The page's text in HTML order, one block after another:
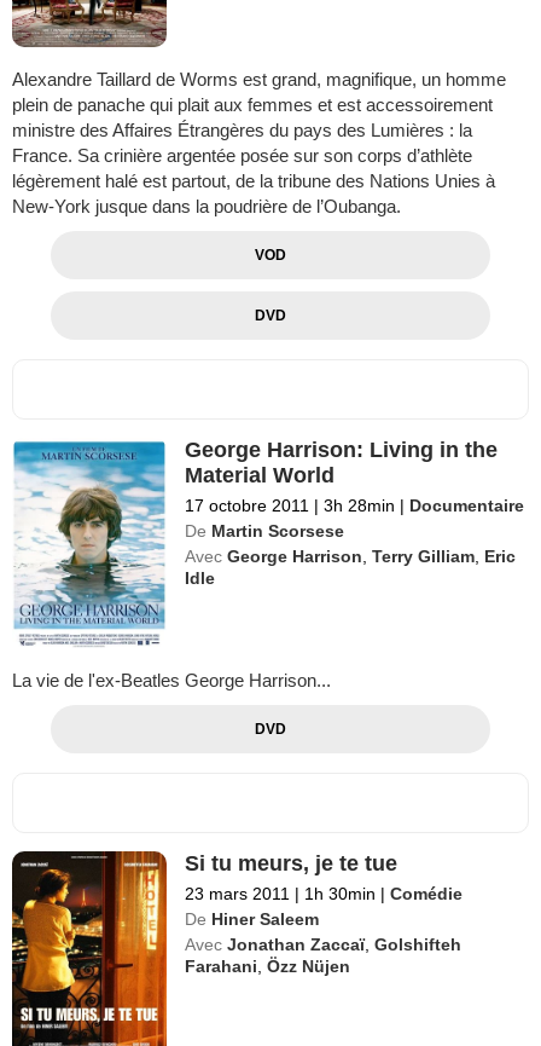
Alexandre Taillard de Worms est grand, magnifique, un homme
plein de panache qui plait aux femmes et est accessoirement
ministre des Affaires Étrangères du pays des Lumières : la
France. Sa crinière argentée posée sur son corps d’athlète
légèrement halé est partout, de la tribune des Nations Unies à
New-York jusque dans la poudrière de l’Oubanga.
VOD
DVD
George Harrison: Living in the
Material World
17 octobre 2011 | 3h 28min | Documentaire
De Martin Scorsese
Avec George Harrison ,Terry Gilliam Eric
Idle
La vie de l'ex-Beatles George Harrison...
DVD
Si tu meurs, je te tue
23 mars 2011 | 1h 30min | Comédie
De Hiner Saleem
Avec Jonathan Zaccaï,Golshifteh
Farahani ,Özz Nüjen